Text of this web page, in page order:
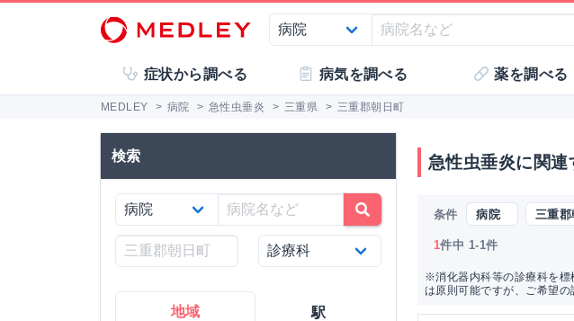
症状から調べる 病気を調べる 薬を調べる
MEDLEY > 病院 > 急性虫垂炎 > 三重県 > 三重郡朝日町
検索
地域 駅
急性虫垂炎に関
条件 病院 三重
1件中 1-1件
※消化器内科等の診療科を標
は原則可能ですが、ご希望の